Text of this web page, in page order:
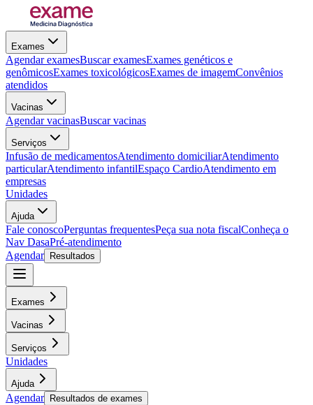
Exames
Agendar examesBuscar examesExames genéticos e
genômicosExames toxicológicosExames de imagemConvênios
atendidos
Vacinas
Agendar vacinasBuscar vacinas
Serviços
Infusão de medicamentosAtendimento domiciliarAtendimento
particularAtendimento infantilEspaço CardioAtendimento em
empresas
Unidades
Ajuda
Fale conoscoPerguntas frequentesPeça sua nota fiscalConheça o
Nav DasaPré-atendimento
Agendar
Resultados
Exames
Vacinas
Serviços
Unidades
Ajuda
Agendar Resultados de exames